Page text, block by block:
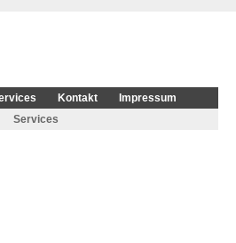
Kontakt
Impressum
Services